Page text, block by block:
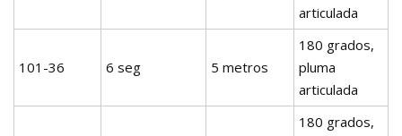
articulada
101-36 6 seg 5 metros
180 grados,
pluma
articulada
180 grados,